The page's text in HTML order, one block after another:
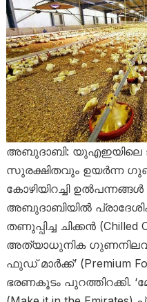
അബുദാബി: യുഎഇയിലെ
സുരക്ഷിതവും ഉയർന്ന
കോഴിയിറച്ചി
അബുദാബിയിൽ
തണുപ്പിച്ച ചിക്കൻ
അത്യാധുനിക
ഫുഡ് മാർക്ക്’ (Premium
ഭരണകൂടം പുറത്തിറക്കി.